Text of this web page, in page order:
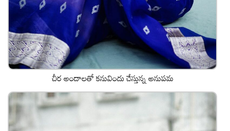
చీర అందాలతో కనువిందు చేస్తున్న అనుపమ